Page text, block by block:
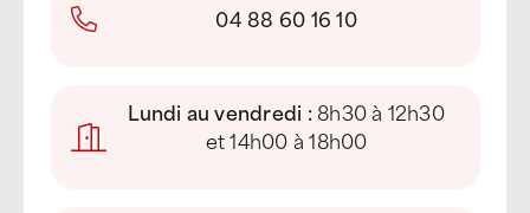
04 88 60 16 10
Lundi au vendredi :8h30 à 12h30
et 14h00 à 18h00